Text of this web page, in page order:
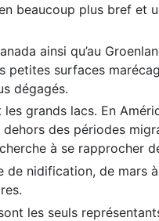
beaucoup plus bref et
ainsi qu’au
surfaces
dégagés.
grands lacs. En
des périodes
à se rapprocher
nidification, de mars
les seuls